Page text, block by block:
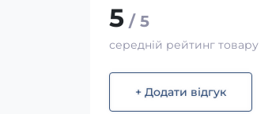
5 / 5
середній рейтинг товару
+ Додати відгук